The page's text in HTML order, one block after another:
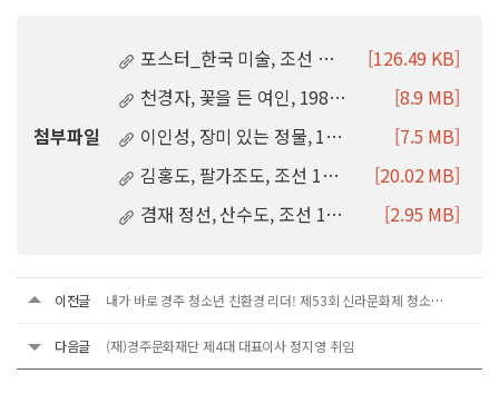
첨부파일
포스터_한국 미술, 조선 후기부터 현대까지.jpg
[126.49 KB]
천경자, 꽃을 든 여인, 1982, 국립현대미술관 소장(ⓒ서울특별시).jpg
[8.9 MB]
이인성, 장미 있는 정물, 1940, 대구미술관 소장.jpg
[7.5 MB]
김홍도, 팔가조도, 조선 18세기, 김홍도미술관(안산시) 소장.jpg
[20.02 MB]
겸재 정선, 산수도, 조선 18세기, 겸재정선미술관 소장.JPG
[2.95 MB]
이전글 내가 바로 경주 청소년 친환경 리더! 제53회 신라문화제 청소년 화랑원화단 모집
다음글 (재)경주문화재단 제4대 대표이사 정지영 취임